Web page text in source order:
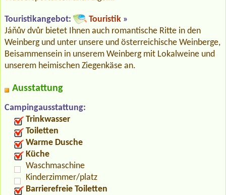
Touristikangebot: Touristik »
Jáňův dvůr bietet Ihnen auch romantische Ritte in den
Weinberg und unter unsere und österreichische Weinberge,
Beisammensein in unserem Weinberg mit Lokalweine und
unserem heimischen Ziegenkäse an.
Ausstattung
Campingausstattung:
Trinkwasser
Toiletten
Warme Dusche
Küche
Waschmaschine
Kinderzimmer/platz
Barrierefreie Toiletten